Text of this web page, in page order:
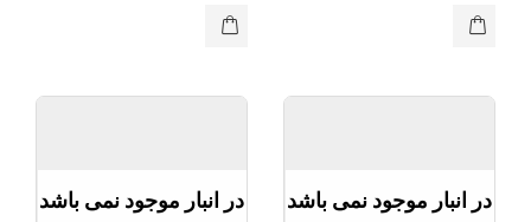
در انبار موجود نمی باشد در انبار موجود نمی باشد